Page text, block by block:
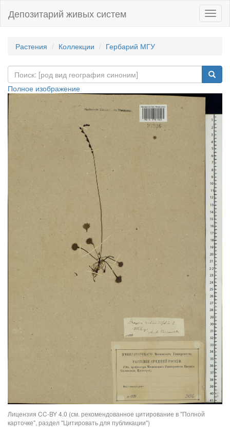
Депозитарий живых систем
Растения Коллекции Гербарий МГУ
Полное изображение
Лицензия CC-BY 4.0 (см. рекомендованное цитирование в "Полной
карточке", раздел "Цитировать для публикации")